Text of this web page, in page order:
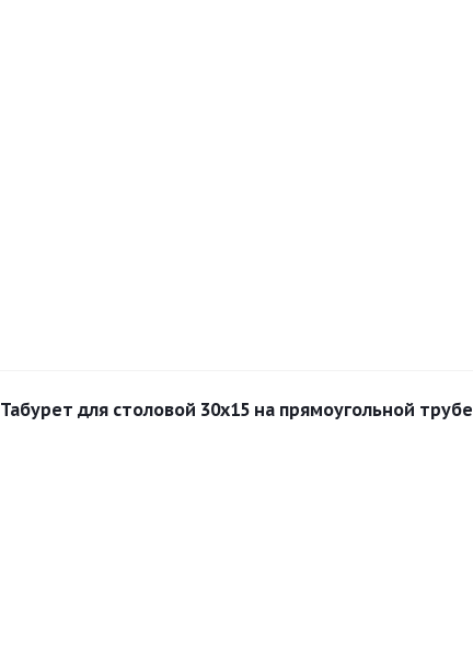
Табурет для столовой 30x15 на прямоугольной трубе